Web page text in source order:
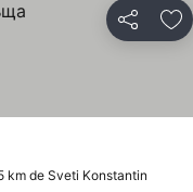
Partilhar
km de Sveti Konstantin